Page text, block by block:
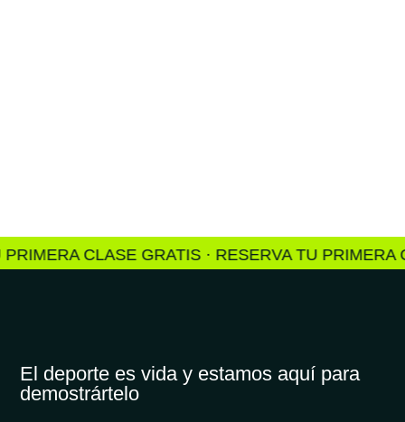
CLASE GRATIS · RESERVA TU PRIMERA
El deporte es vida y estamos aquí para
demostrártelo